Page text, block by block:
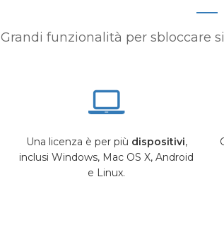
Grandi funzionalità per sbloccare
Una licenza è per più dispositivi,
inclusi Windows, Mac OS X, Android
e Linux.